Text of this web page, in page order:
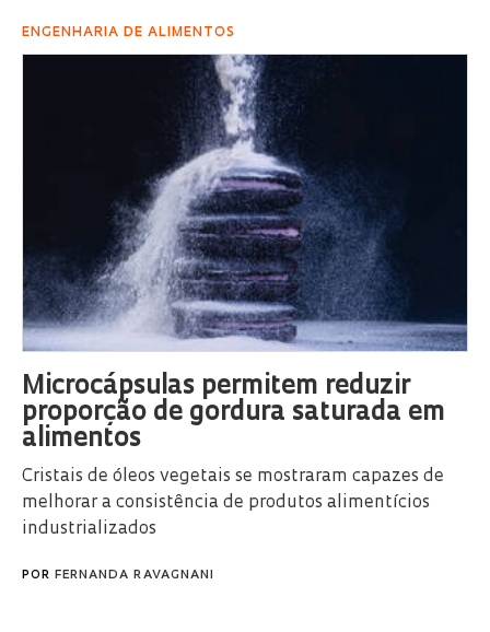
ENGENHARIA DE ALIMENTOS
Microcápsulas permitem reduzir
proporção de gordura saturada em
alimentos
Cristais de óleos vegetais se mostraram capazes de
melhorar a consistência de produtos alimentícios
industrializados
POR FERNANDA RAVAGNANI